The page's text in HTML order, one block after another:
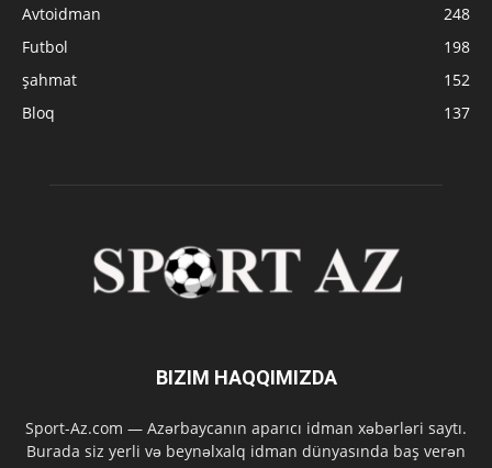
Avtoidman
248
Futbol
198
şahmat
152
Bloq
137
BIZIM HAQQIMIZDA
Sport-Az.com — Azərbaycanın aparıcı idman xəbərləri saytı.
Burada siz yerli və beynəlxalq idman dünyasında baş verən